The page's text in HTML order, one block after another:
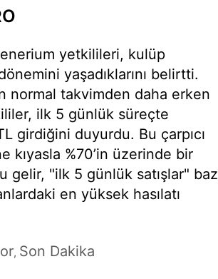
yetkilileri, kulüp
yaşadıklarını belirtti.
normal takvimden daha erken
ilk 5 günlük süreçte
girdiğini duyurdu. Bu çarpıcı
kıyasla %70’in üzerinde bir
gelir, "ilk 5 günlük satışlar" baz
en yüksek hasılatı
, Son Dakika